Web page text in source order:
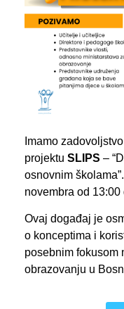
Imamo
projektu SLIPS –
osnovnim
novembra od
Ovaj događaj je
o konceptima i
posebnim fokusom
obrazovanju u